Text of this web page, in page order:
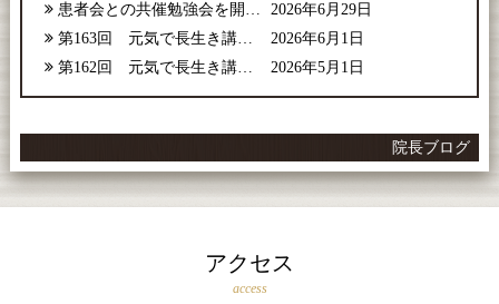
患者会との共催勉強会を開催しました
2026年6月29日
第163回 元気で長生き講座【2026年6月号】
2026年6月1日
第162回 元気で長生き講座【2026年5月号】
2026年5月1日
院長ブログ
アクセス
access